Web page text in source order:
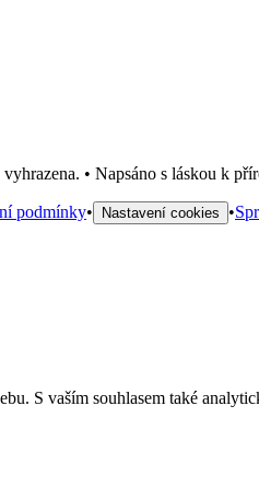
• Napsáno s láskou k
podmínky• Nastavení cookies •
S vaším souhlasem také